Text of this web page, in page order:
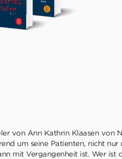
von Ann Kathrin Klaasen von
um seine Patienten, nicht
mit Vergangenheit ist. Wer